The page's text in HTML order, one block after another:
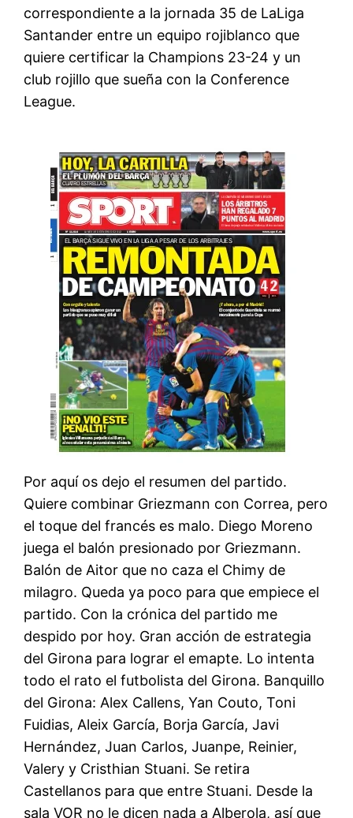
correspondiente a la jornada 35 de LaLiga
Santander entre un equipo rojiblanco que
quiere certificar la Champions 23-24 y un
club rojillo que sueña con la Conference
League.
Por aquí os dejo el resumen del partido.
Quiere combinar Griezmann con Correa, pero
el toque del francés es malo. Diego Moreno
juega el balón presionado por Griezmann.
Balón de Aitor que no caza el Chimy de
milagro. Queda ya poco para que empiece el
partido. Con la crónica del partido me
despido por hoy. Gran acción de estrategia
del Girona para lograr el emapte. Lo intenta
todo el rato el futbolista del Girona. Banquillo
del Girona: Alex Callens, Yan Couto, Toni
Fuidias, Aleix García, Borja García, Javi
Hernández, Juan Carlos, Juanpe, Reinier,
Valery y Cristhian Stuani. Se retira
Castellanos para que entre Stuani. Desde la
sala VOR no le dicen nada a Alberola, así que